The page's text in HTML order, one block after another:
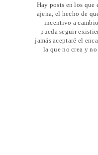
Hay posts en los que
ajena, el hecho de
incentivo a
pueda seguir
jamás aceptaré el
la que no crea y no